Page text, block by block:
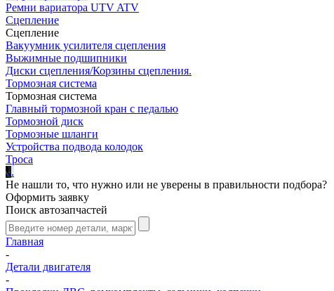
Ремни вариатора UTV ATV
Сцепление
Сцепление
Вакуумник усилителя сцепления
Выжимные подшипники
Диски сцепления/Корзины сцепления.
Тормозная система
Тормозная система
Главный тормозной кран с педалью
Тормозной диск
Тормозные шланги
Устройства подвода колодок
Троса
...
Не нашли то, что нужно или не уверены в правильности подбора?
Оформить заявку
Поиск автозапчастей
Главная
-
Детали двигателя
-